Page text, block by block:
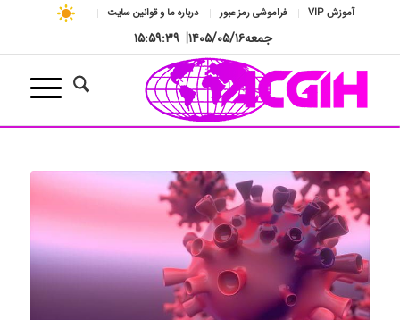
آموزش VIP فراموشی رمز عبور درباره ما و قوانین سایت
جمعه۱۴۰۵/۰۵/۱۶| ۱۵:۵۹:۴۰